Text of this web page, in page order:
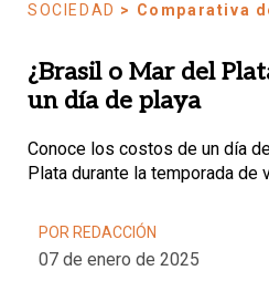
SOCIEDAD > Comparativa
¿Brasil o Mar del
un día de playa
Conoce los costos de un día
Plata durante la temporada de
POR REDACCIÓN
07 de enero de 2025